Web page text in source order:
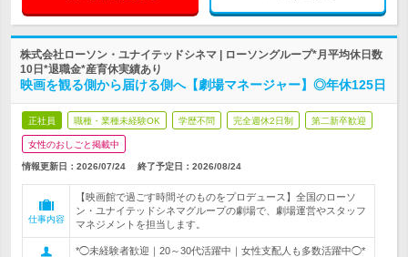
株式会社ローソン・ユナイテッドシネマ | ローソングループ*月平均休日数
10日*退職金*産育休実績あり
映画を観る側から届ける側へ【劇場マネージャー】◎年休125日
正社員 職種・業種未経験OK 学歴不問 完全週休2日制 第二新卒歓迎
女性のおしごと掲載中
情報更新日：2026/07/24 終了予定日： 2026/08/24
仕事内容
【映画館で過ごす時間そのものをプロデュース】全国のローソ
ン・ユナイテッドシネマグループの劇場で、劇場運営やスタッフ
マネジメントを担当します。
*◯未経験者歓迎｜20～30代活躍中｜女性支配人も多数活躍中◯*